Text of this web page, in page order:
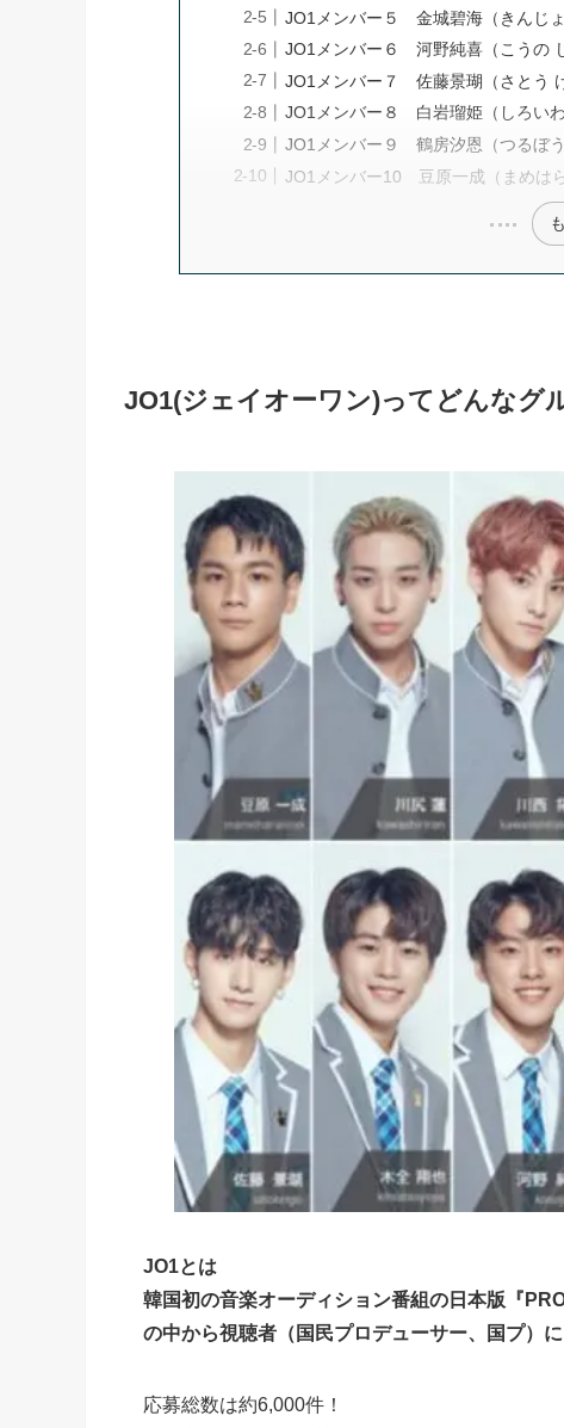
JO1メンバー５ 金城碧海（きんじょ
JO1メンバー６ 河野純喜（こうの
JO1メンバー７ 佐藤景瑚（さとう
JO1メンバー８ 白岩瑠姫（しろいわ
JO1メンバー９ 鶴房汐恩（つるぼう
JO1メンバー10 豆原一成（まめはら
JO1(ジェイオーワン)ってどんなグ
JO1とは
韓国初の音楽オーディション番組の日本版『
の中から視聴者（国民プロデューサー、国プ）
応募総数は約6,000件！